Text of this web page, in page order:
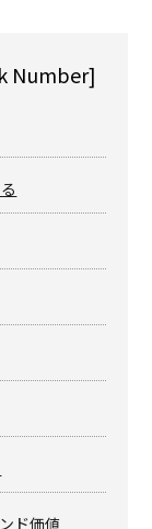
Number]
ド価値